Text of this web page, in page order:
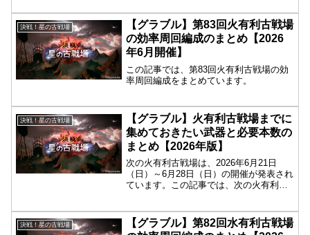
やすく解説。古戦場本番に備えて優先順
位を決めて効率よく集めよう！
決戦！星の古戦場
【グラブル】第83回火有利古戦場
の効率周回編成のまとめ【2026
年6月開催】
この記事では、第83回火有利古戦場の効
率周回編成をまとめています。
決戦！星の古戦場
【グラブル】火有利古戦場までに
集めておきたい武器と必要本数の
まとめ【2026年版】
次の火有利古戦場は、2026年6月21日
（日）～6月28日（日）の開催が発表され
ています。この記事では、次の火有利古
決戦！星の古戦場
【グラブル】第82回水有利古戦場